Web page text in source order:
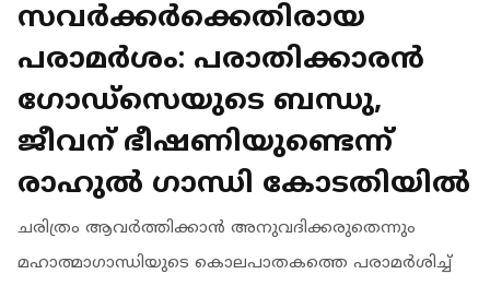
സവര്‍ക്കര്‍ക്കെതിരായ
പരാമര്‍ശം: പരാതിക്കാരൻ
ഗോഡ്സെയുടെ ബന്ധു,
ജീവന് ഭീഷണിയുണ്ടെന്ന്
രാഹുല്‍ ഗാന്ധി കോടതിയില്‍
ചരിത്രം ആവര്‍ത്തിക്കാന്‍ അനുവദിക്കരുതെന്നും
മഹാത്മാഗാന്ധിയുടെ കൊലപാതകത്തെ പരാമര്‍ശിച്ച്